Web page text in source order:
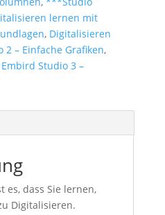
lernen mit
, Digitalisieren
– Einfache Grafiken,
Studio 3 –
es, dass Sie lernen,
Digitalisieren.